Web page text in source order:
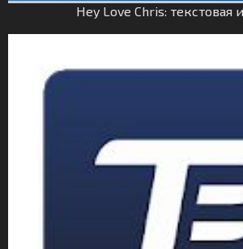
Hey Love Chris: текстовая